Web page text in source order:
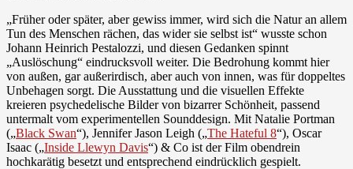
„Früher oder später, aber gewiss immer, wird sich die Natur an allem
Tun des Menschen rächen, das wider sie selbst ist“ wusste schon
Johann Heinrich Pestalozzi, und diesen Gedanken spinnt
„Auslöschung“ eindrucksvoll weiter. Die Bedrohung kommt hier
von außen, gar außerirdisch, aber auch von innen, was für doppeltes
Unbehagen sorgt. Die Ausstattung und die visuellen Effekte
kreieren psychedelische Bilder von bizarrer Schönheit, passend
untermalt vom experimentellen Sounddesign. Mit Natalie Portman
(„Black Swan“), Jennifer Jason Leigh („The Hateful 8“), Oscar
Isaac („Inside Llewyn Davis“) & Co ist der Film obendrein
hochkarätig besetzt und entsprechend eindrücklich gespielt.